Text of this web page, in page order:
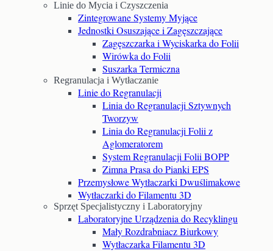
Linie do Mycia i Czyszczenia
Zintegrowane Systemy Myjące
Jednostki Osuszające i Zagęszczające
Zagęszczarka i Wyciskarka do Folii
Wirówka do Folii
Suszarka Termiczna
Regranulacja i Wytłaczanie
Linie do Regranulacji
Linia do Regranulacji Sztywnych
Tworzyw
Linia do Regranulacji Folii z
Aglomeratorem
System Regranulacji Folii BOPP
Zimna Prasa do Pianki EPS
Przemysłowe Wytłaczarki Dwuślimakowe
Wytłaczarki do Filamentu 3D
Sprzęt Specjalistyczny i Laboratoryjny
Laboratoryjne Urządzenia do Recyklingu
Mały Rozdrabniacz Biurkowy
Wytłaczarka Filamentu 3D